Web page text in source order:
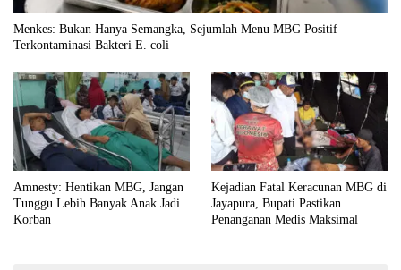
Menkes: Bukan Hanya Semangka, Sejumlah Menu MBG Positif
Terkontaminasi Bakteri E. coli
Amnesty: Hentikan MBG, Jangan
Tunggu Lebih Banyak Anak Jadi
Korban
Kejadian Fatal Keracunan MBG di
Jayapura, Bupati Pastikan
Penanganan Medis Maksimal